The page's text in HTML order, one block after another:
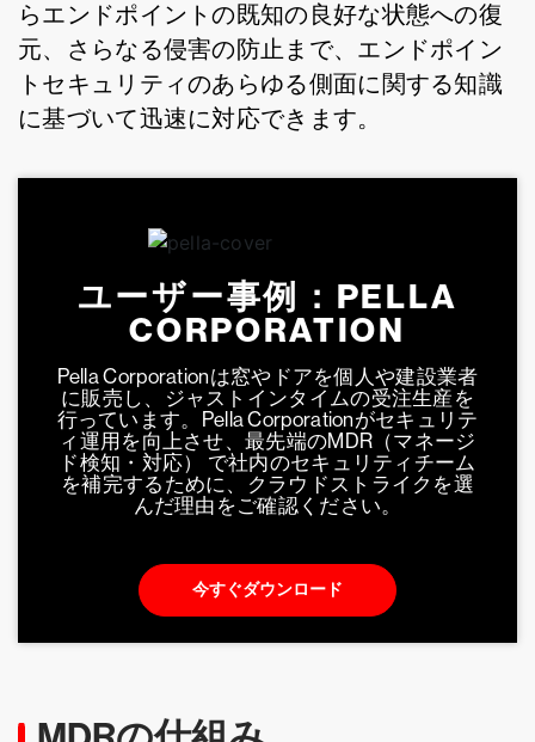
らエンドポイントの既知の良好な状態への復
元、さらなる侵害の防止まで、エンドポイン
トセキュリティのあらゆる側面に関する知識
に基づいて迅速に対応できます。
ユーザー事例：PELLA
CORPORATION
Pella Corporationは窓やドアを個人や建設業者
に販売し、ジャストインタイムの受注生産を
行っています。Pella Corporationがセキュリテ
ィ運用を向上させ、最先端のMDR（マネージ
ド検知・対応） で社内のセキュリティチーム
を補完するために、クラウドストライクを選
んだ理由をご確認ください。
今すぐダウンロード